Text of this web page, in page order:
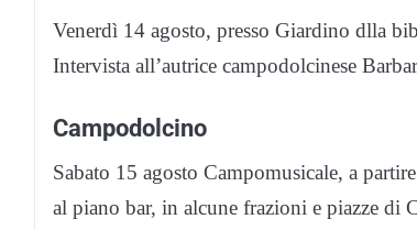
Venerdì 14 agosto, presso Giardino dlla
Intervista all’autrice campodolcinese
Campodolcino
Sabato 15 agosto Campomusicale, a
al piano bar, in alcune frazioni e piazze